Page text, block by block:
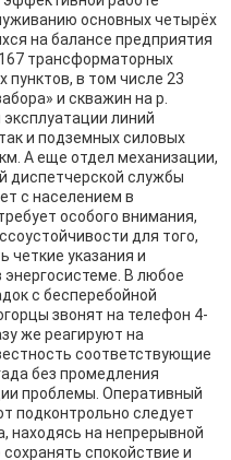
основных четырёх
на балансе предприятия
трансформаторных
пунктов, в том числе 23
и скважин на р.
линий
и подземных силовых
А еще отдел механизации,
диспетчерской службы
с населением в
особого внимания,
для того,
четкие указания и
В любое
с бесперебойной
звонят на телефон 4-
же реагируют на
соответствующие
без промедления
проблемы. Оперативный
подконтрольно следует
находясь на непрерывной
спокойствие и